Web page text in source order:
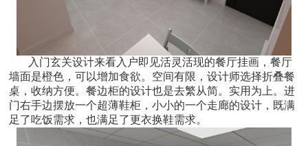
入门玄关设计来看入户即见活灵活现的餐厅挂画，餐厅
墙面是橙色，可以增加食欲。空间有限，设计师选择折叠餐
桌，收纳方便。餐边柜的设计也是去繁从简。实用为上。进
门右手边摆放一个超薄鞋柜，小小的一个走廊的设计，既满
足了吃饭需求，也满足了更衣换鞋需求。